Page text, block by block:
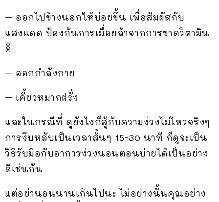
– ออกไปข้างนอกให้บ่อยขึ้น เพื่อสัมผัสกับ
แสงแดด ป้องกันการเมื่อยล้าจากการขาดวิตามิน
ดี
– ออกกำลังกาย
– เคี้ยวหมากฝรั่ง
และในกรณีที่ ดูยังไงก็สู้กับความง่วงไม่ไหวจริงๆ
การงีบหลับเป็นเวลาสั้นๆ 15-30 นาที ก็ดูจะเป็น
วิธีรับมือกับอาการง่วงนอนตอนบ่ายได้เป็นอย่าง
ดีเช่นกัน
แต่อย่านอนนานเกินไปนะ ไม่อย่างนั้นคุณอย่าง